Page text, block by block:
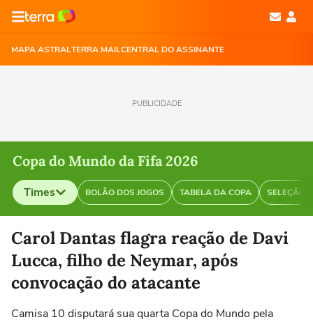
MAPA ASTRALTERRA MAILCENTRAL DO ASSINANTE
PUBLICIDADE
Copa do Mundo da Fifa 2026
Times BOLÃO DOS JOGOS TABELA DA COPA SELEÇÃO
Selecione o time para ver as notícias
Carol Dantas flagra reação de Davi
Lucca, filho de Neymar, após
convocação do atacante
Camisa 10 disputará sua quarta Copa do Mundo pela